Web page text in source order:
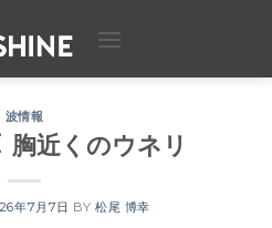
波情報
胸近くのウネリ
年7月7日 BY松尾 博幸